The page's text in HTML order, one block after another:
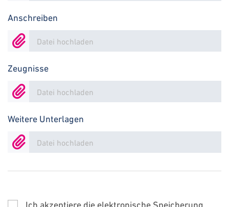
Anschreiben
Datei hochladen
Zeugnisse
Datei hochladen
Weitere Unterlagen
Datei hochladen
Ich akzeptiere die elektronische Speicherung